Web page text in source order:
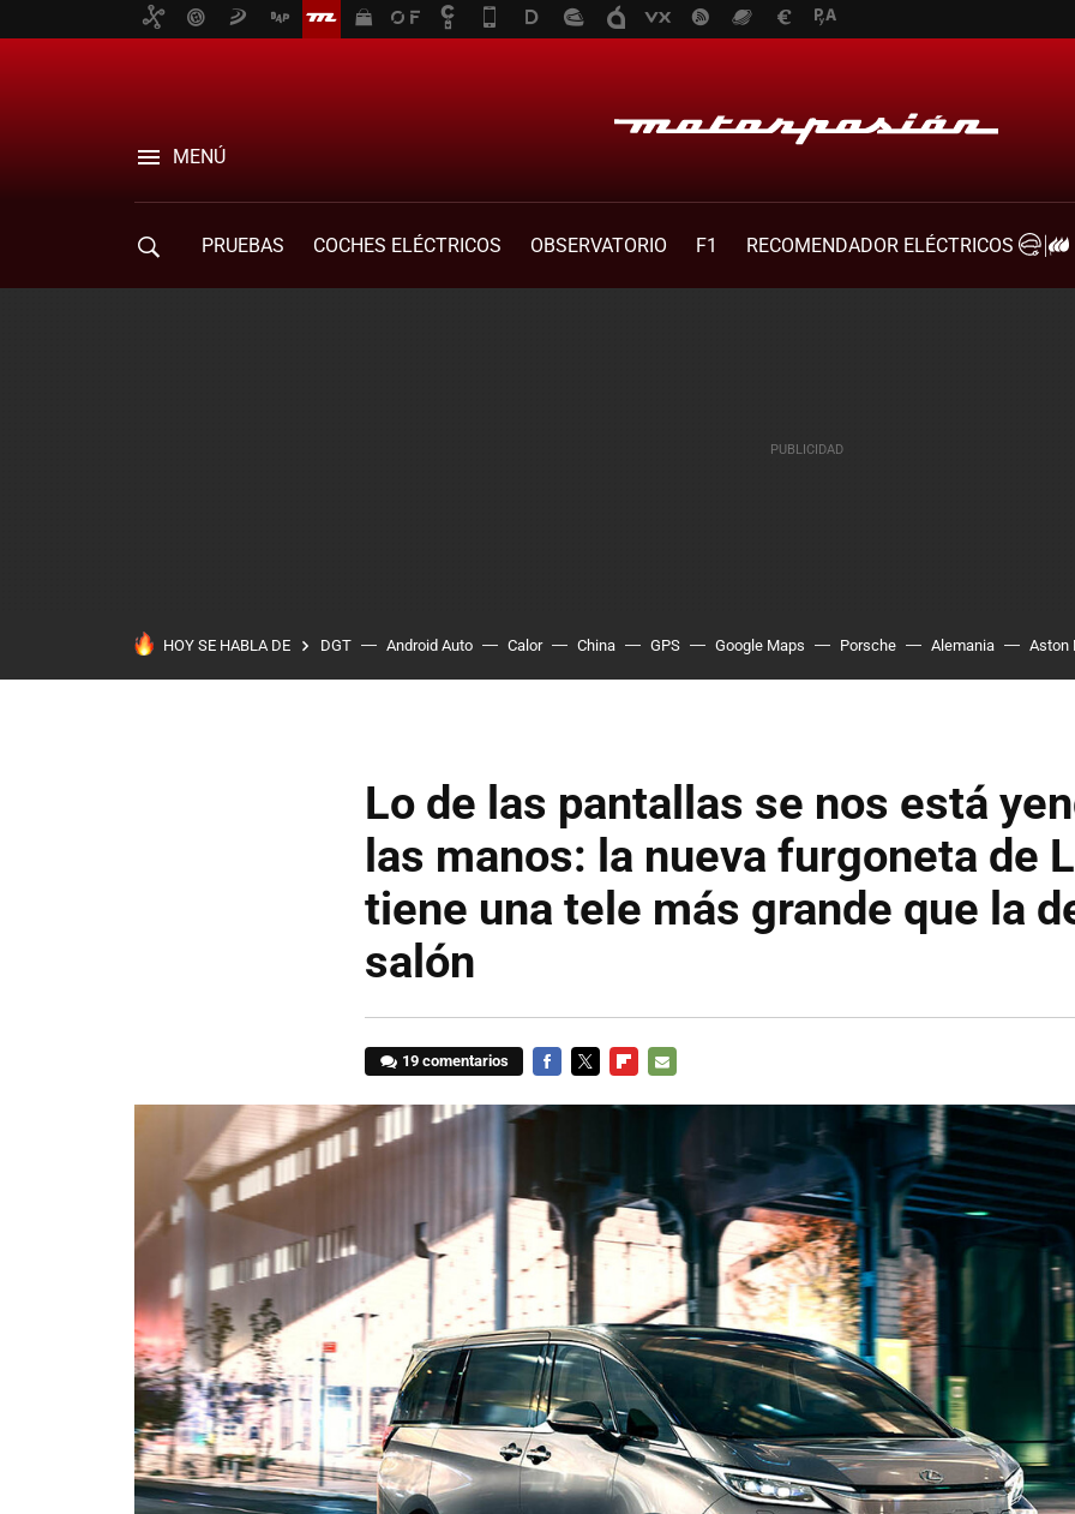
MENÚ
PRUEBAS COCHES ELÉCTRICOS OBSERVATORIO F1
RECOMENDADOR ELÉCTRICOS
HOY SE HABLA DE DGT Android Auto Calor China GPS Google Maps Porsche Alemania Aston
Lo de las pantallas se nos está
las manos: la nueva furgoneta de
tiene una tele más grande que la
salón
19 comentarios